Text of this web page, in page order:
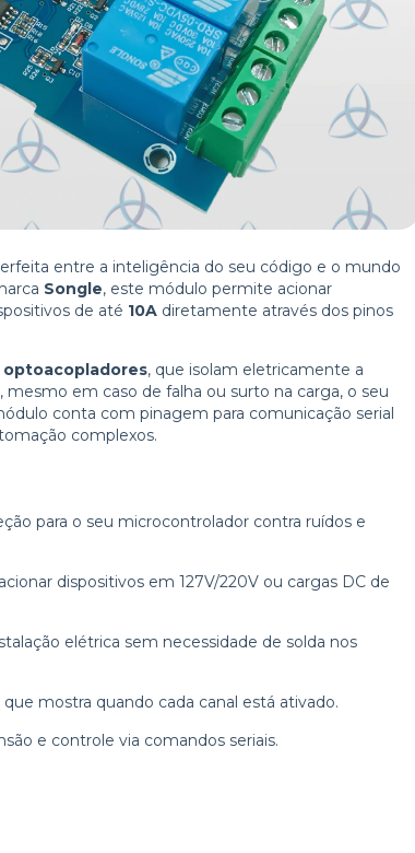
entre a inteligência do seu código e o mundo
Songle, este módulo permite acionar
de até 10A diretamente através dos pinos
optoacopladores, que isolam eletricamente a
em caso de falha ou surto na carga, o seu
conta com pinagem para comunicação serial
complexos.
para o seu microcontrolador contra ruídos e
dispositivos em 127V/220V ou cargas DC de
elétrica sem necessidade de solda nos
mostra quando cada canal está ativado.
e controle via comandos seriais.